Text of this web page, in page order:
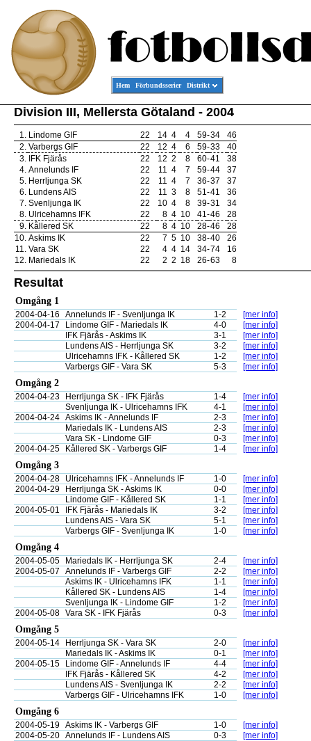
Hem Förbundsserier Distrikt
Division III, Mellersta Götaland - 2004
1. Lindome GIF 22 14 4 4 59-34
46
2. Varbergs GIF 22 12 4 6 59-33
40
3. IFK Fjärås 22 12 2 8 60-41
38
4. Annelunds IF 22 11 4 7 59-44
37
5. Herrljunga SK 22 11 4 7 36-37
37
6. Lundens AIS 22 11 3 8 51-41
36
7. Svenljunga IK 22 10 4 8 39-31
34
8. Ulricehamns IFK 22 8 4 10 41-46
28
9. Kållered SK 22 8 4 10 28-46
28
10. Askims IK 22 7 5 10 38-40
26
11. Vara SK 22 4 4 14 34-74
16
12. Mariedals IK 22 2 2 18 26-63 8
Resultat
Omgång 1
2004-04-16 Annelunds IF - Svenljunga IK 1-2
[mer info]
2004-04-17
Lindome GIF - Mariedals IK 4-0
[mer info]
IFK Fjärås - Askims IK
3-1
[mer info]
Lundens AIS - Herrljunga SK
3-2
[mer info]
Ulricehamns IFK - Kållered SK
1-2
[mer info]
Varbergs GIF - Vara SK
5-3 [mer info]
Omgång 2
2004-04-23 Herrljunga SK - IFK Fjärås 1-4
[mer info]
Svenljunga IK - Ulricehamns IFK
4-1
[mer info]
2004-04-24 Askims IK - Annelunds IF 2-3
[mer info]
Mariedals IK - Lundens AIS
2-3
[mer info]
Vara SK - Lindome GIF
0-3
[mer info]
2004-04-25
Kållered SK - Varbergs GIF 1-4 [mer info]
Omgång 3
2004-04-28 Ulricehamns IFK - Annelunds IF 1-0
[mer info]
2004-04-29
Herrljunga SK - Askims IK 0-0
[mer info]
Lindome GIF - Kållered SK
1-1
[mer info]
2004-05-01
IFK Fjärås - Mariedals IK 3-2
[mer info]
Lundens AIS - Vara SK
5-1
[mer info]
Varbergs GIF - Svenljunga IK
1-0 [mer info]
Omgång 4
2004-05-05 Mariedals IK - Herrljunga SK 2-4
[mer info]
2004-05-07
Annelunds IF - Varbergs GIF 2-2
[mer info]
Askims IK - Ulricehamns IFK
1-1
[mer info]
Kållered SK - Lundens AIS
1-4
[mer info]
Svenljunga IK - Lindome GIF
1-2
[mer info]
2004-05-08 Vara SK - IFK Fjärås 0-3 [mer info]
Omgång 5
2004-05-14 Herrljunga SK - Vara SK 2-0
[mer info]
Mariedals IK - Askims IK
0-1
[mer info]
2004-05-15
Lindome GIF - Annelunds IF 4-4
[mer info]
IFK Fjärås - Kållered SK
4-2
[mer info]
Lundens AIS - Svenljunga IK
2-2
[mer info]
Varbergs GIF - Ulricehamns IFK
1-0 [mer info]
Omgång 6
2004-05-19 Askims IK - Varbergs GIF 1-0
[mer info]
2004-05-20 Annelunds IF - Lundens AIS 0-3
[mer info]